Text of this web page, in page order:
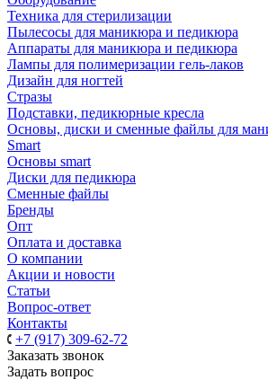
Техника для стерилизации
Пылесосы для маникюра и педикюра
Аппараты для маникюра и педикюра
Лампы для полимеризации гель-лаков
Дизайн для ногтей
Стразы
Подставки, педикюрные кресла
Основы, диски и сменные файлы для
Smart
Основы smart
Диски для педикюра
Сменные файлы
Бренды
Опт
Оплата и доставка
О компании
Акции и новости
Статьи
Вопрос-ответ
Контакты
+7 (917) 309-62-72
Заказать звонок
Задать вопрос